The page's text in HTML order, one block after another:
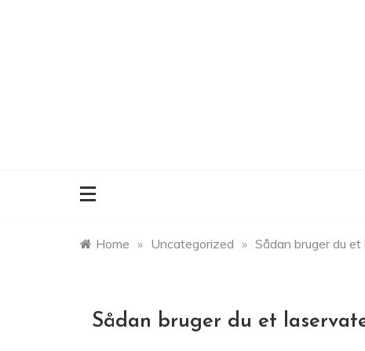
Home » Uncategorized » Sådan bruger du
Sådan bruger du et